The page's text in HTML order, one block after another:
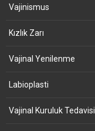
Vajinismus
Kızlık Zarı
Vajinal Yenilenme
Labioplasti
Vajinal Kuruluk Tedavisi